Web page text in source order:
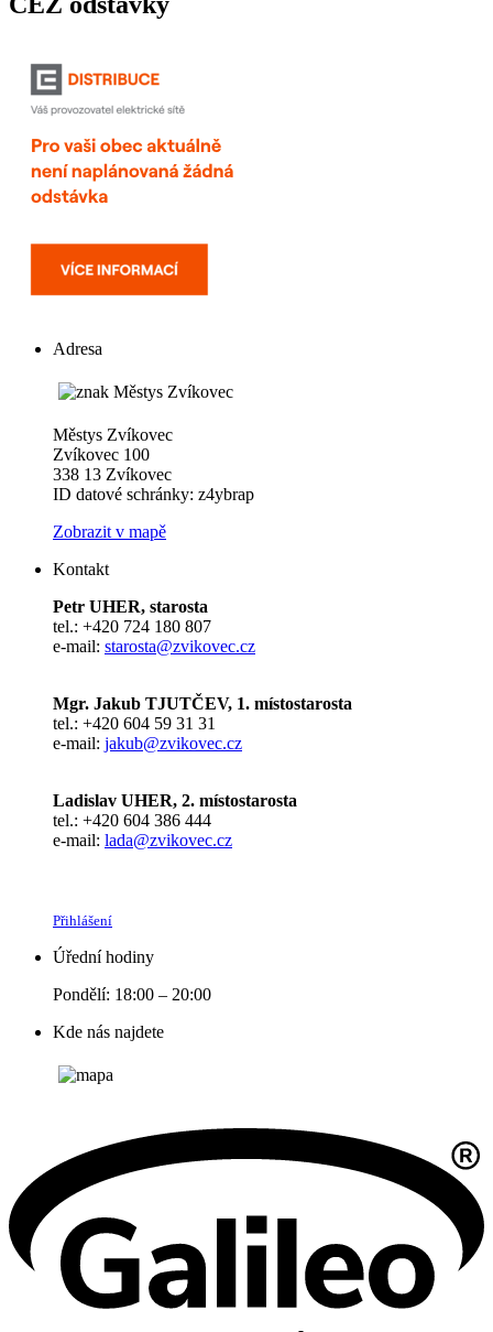
Adresa
Městys Zvíkovec
Zvíkovec 100
338 13 Zvíkovec
ID datové schránky: z4ybrap
Zobrazit v mapě
Kontakt
Petr UHER, starosta
tel.: +420 724 180 807
e-mail: starosta@zvikovec.cz
Mgr. Jakub TJUTČEV, 1. místostarosta
tel.: +420 604 59 31 31
e-mail: jakub@zvikovec.cz
Ladislav UHER, 2. místostarosta
tel.: +420 604 386 444
e-mail: lada@zvikovec.cz
Přihlášení
Úřední hodiny
Pondělí: 18:00 – 20:00
Kde nás najdete